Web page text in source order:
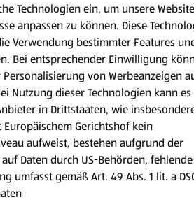
€ 11,99¹
Technologien ein, um unsere Website
anpassen zu können. Diese
Verwendung bestimmter Features
Bei entsprechender Einwilligung
von Werbeanzeigen
Nutzung dieser Technologien kann es
in Drittstaaten, wie
Europäischem Gerichtshof kein
aufweist, bestehen aufgrund der
Daten durch US-Behörden, fehlende
umfasst gemäß Art. 49 Abs. 1 lit. a